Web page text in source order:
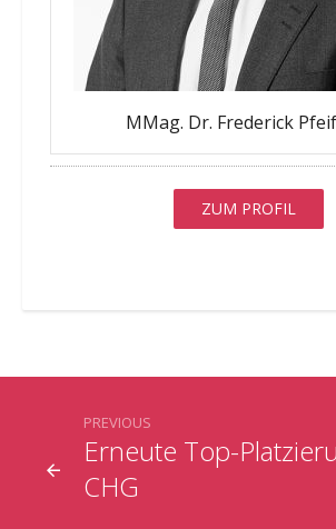
MMag. Dr. Frederick
ZUM PROFIL
Erneute Top-
CHG
PREVIOUS